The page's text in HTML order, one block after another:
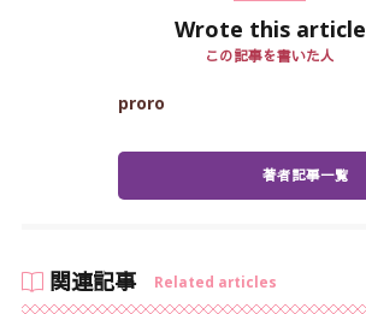
Wrote this article
この記事を書いた人
proro
著者記事一覧
関連記事 Related articles